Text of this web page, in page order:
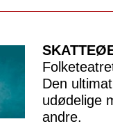
Den
udødelige
andre.